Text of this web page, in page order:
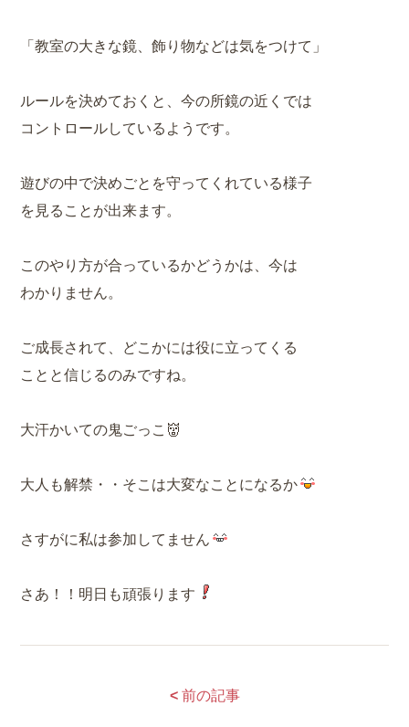
「教室の大きな鏡、飾り物などは気をつけて」
ルールを決めておくと、今の所鏡の近くでは
コントロールしているようです。
遊びの中で決めごとを守ってくれている様子
を見ることが出来ます。
このやり方が合っているかどうかは、今は
わかりません。
ご成長されて、どこかには役に立ってくる
ことと信じるのみですね。
大汗かいての鬼ごっこ👹
大人も解禁・・そこは大変なことになるか
さすがに私は参加してません
さあ！！明日も頑張ります
< 前の記事